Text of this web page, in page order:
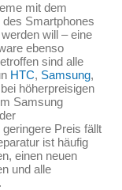
mit dem
Smartphones
will – eine
ebenso
sind alle
HTC, Samsung,
höherpreisigen
Samsung
Preis fällt
ist häufig
einen neuen
und alle